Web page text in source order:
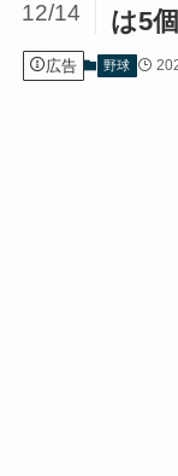
は5
12/14
広告 野球